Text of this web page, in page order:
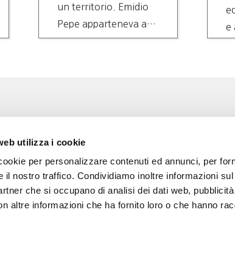
utilizza i cookie
per personalizzare contenuti ed annunci, per
il nostro traffico. Condividiamo inoltre informazioni
che si occupano di analisi dei dati web,
altre informazioni che ha fornito loro o che hanno
un territorio. Emidio
Pepe apparteneva a
questa seconda…
e
L’associazione
Gli amici di Go Wine
Area stampa
tel.